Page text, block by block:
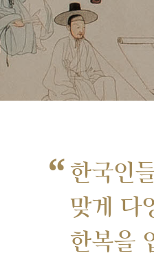
“ 한국인
맞게 다
한복을